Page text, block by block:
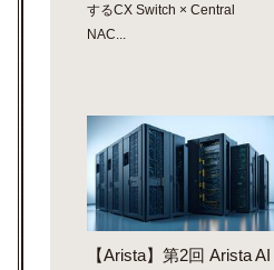
するCX Switch × Central
NAC...
【Arista】第2回 Arista AI